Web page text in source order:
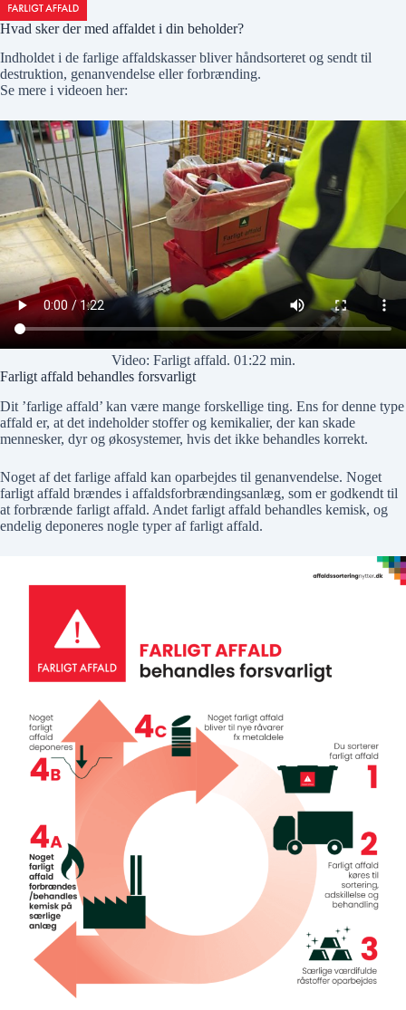
Hvad sker der med affaldet i din beholder?
Indholdet i de farlige affaldskasser bliver håndsorteret og sendt til
destruktion, genanvendelse eller forbrænding.
Se mere i videoen her:
Video: Farligt affald. 01:22 min.
Farligt affald behandles forsvarligt
Dit ’farlige affald’ kan være mange forskellige ting. Ens for denne type
affald er, at det indeholder stoffer og kemikalier, der kan skade
mennesker, dyr og økosystemer, hvis det ikke behandles korrekt.
Noget af det farlige affald kan oparbejdes til genanvendelse. Noget
farligt affald brændes i affaldsforbrændingsanlæg, som er godkendt til
at forbrænde farligt affald. Andet farligt affald behandles kemisk, og
endelig deponeres nogle typer af farligt affald.